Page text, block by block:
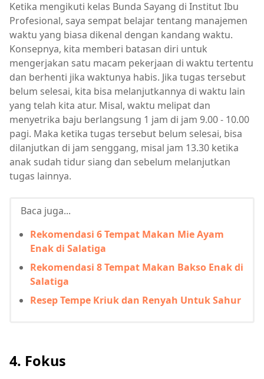
Ketika mengikuti kelas Bunda Sayang di Institut Ibu
Profesional, saya sempat belajar tentang manajemen
waktu yang biasa dikenal dengan kandang waktu.
Konsepnya, kita memberi batasan diri untuk
mengerjakan satu macam pekerjaan di waktu tertentu
dan berhenti jika waktunya habis. Jika tugas tersebut
belum selesai, kita bisa melanjutkannya di waktu lain
yang telah kita atur. Misal, waktu melipat dan
menyetrika baju berlangsung 1 jam di jam 9.00 - 10.00
pagi. Maka ketika tugas tersebut belum selesai, bisa
dilanjutkan di jam senggang, misal jam 13.30 ketika
anak sudah tidur siang dan sebelum melanjutkan
tugas lainnya.
Baca juga...
Rekomendasi 6 Tempat Makan Mie Ayam
Enak di Salatiga
Rekomendasi 8 Tempat Makan Bakso Enak di
Salatiga
Resep Tempe Kriuk dan Renyah Untuk Sahur
4. Fokus